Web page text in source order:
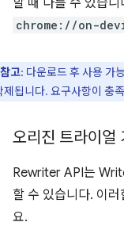
할 때 다를 수 있습
chrome://on-
참고: 다운로드 후 사용 가
제됩니다. 요구사항이 충
오리진 트라이얼
Rewriter API는
할 수 있습니다. 이
요.